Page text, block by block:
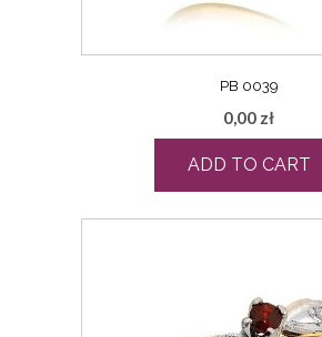
PB 0039
0,00 zł
ADD TO CART